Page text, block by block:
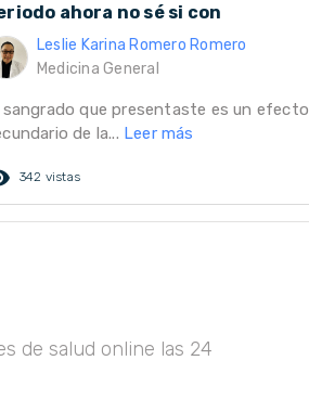
ahora no sé si con
Leslie Karina Romero Romero
Medicina General
sangrado que presentaste es un efecto
de la... Leer más
342 vistas
de salud online las 24